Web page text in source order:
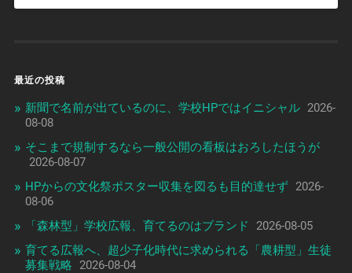
最近の投稿
新聞で名前が出ているのに、学校HPではイニシャル 2026-
08-08
そこまで規制するなら一般公開の看板はおろしたほうが
2026-08-07
HPからの文化祭ポスター収集を図るも目的達せず 2026-
08-06
「森林型」学校広報、育てるのはブランド
2026-08-05
育てる広報へ、超少子化時代に求められる「農耕型」生徒
募集戦略
2026-08-04